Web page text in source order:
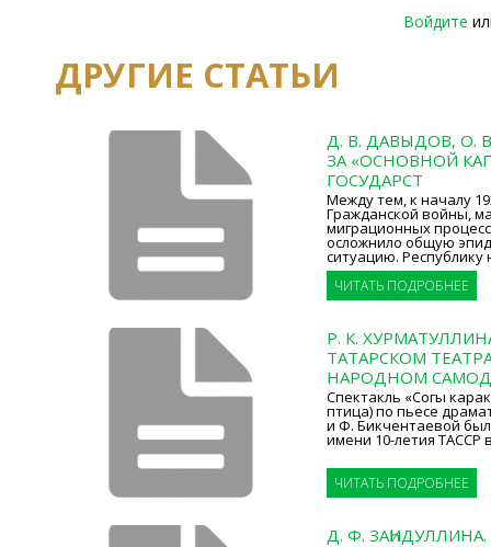
Войдите
ДРУГИЕ СТАТЬИ
Д. В. ДАВЫДОВ, О.
ЗА «ОСНОВНОЙ
ГОСУДАРСТ
Между тем, к началу
Гражданской войны,
миграционных
осложнило общую
ситуацию. Республику
ЧИТАТЬ ПОДРОБНЕЕ
Р. К.
ТАТАРСКОМ
НАРОДНОМ
Спектакль «Соңгы
птица) по пьесе
и Ф. Бикчентаевой
имени 10-летия ТАССР в
ЧИТАТЬ ПОДРОБНЕЕ
Д. Ф.